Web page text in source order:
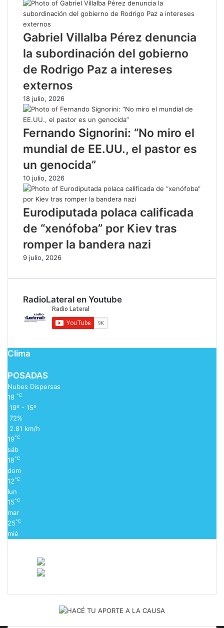
Gabriel Villalba Pérez denuncia
la subordinación del gobierno
de Rodrigo Paz a intereses
externos
18 julio, 2026
Fernando Signorini: “No miro el
mundial de EE.UU., el pastor es
un genocida”
10 julio, 2026
Eurodiputada polaca calificada
de “xenófoba” por Kiev tras
romper la bandera nazi
9 julio, 2026
RadioLateral en Youtube
Clima
POSADAS
Nubes Dispersas
18 ℃
19º - 15º
72%
2.81 km/h
19℃
sáb
18℃
dom
12℃
lun
15℃
mar
25℃
mié